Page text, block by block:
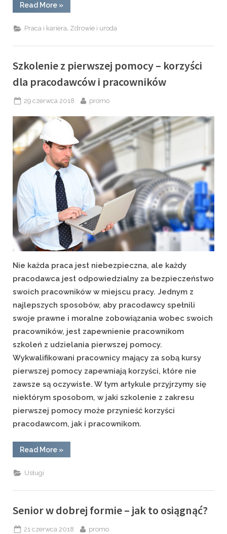
Read More“Bezpieczeństwo
i
pracy
–
są
ważne?”
»
Praca i kariera, Zdrowie i uroda
Szkolenie z pierwszej pomocy – korzyści
dla pracodawców i pracowników
Posted
29 czerwca 2018 By
promo
Nie każda praca jest niebezpieczna, ale każdy
pracodawca jest odpowiedzialny za bezpieczeństwo
swoich pracowników w miejscu pracy. Jednym z
najlepszych sposobów, aby pracodawcy spełnili
swoje prawne i moralne zobowiązania wobec swoich
pracowników, jest zapewnienie pracownikom
szkoleń z udzielania pierwszej pomocy.
Wykwalifikowani pracownicy mający za sobą kursy
pierwszej pomocy zapewniają korzyści, które nie
zawsze są oczywiste. W tym artykule przyjrzymy się
niektórym sposobom, w jaki szkolenie z zakresu
pierwszej pomocy może przynieść korzyści
pracodawcom, jak i pracownikom.
Read More“Szkolenie
z
dla
pracowników”
»
Usługi
Senior w dobrej formie – jak to osiągnąć?
Posted
21 czerwca 2018 By
promo